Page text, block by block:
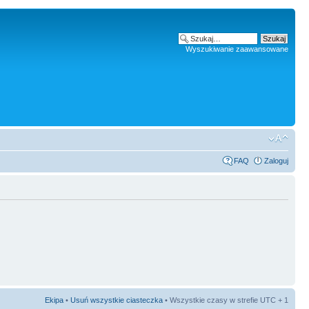
Wyszukiwanie zaawansowane
FAQ Zaloguj
Ekipa • Usuń wszystkie ciasteczka • Wszystkie czasy w strefie UTC + 1